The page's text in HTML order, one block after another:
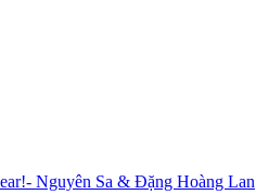
Nguyên Sa & Đặng Hoàng Lan